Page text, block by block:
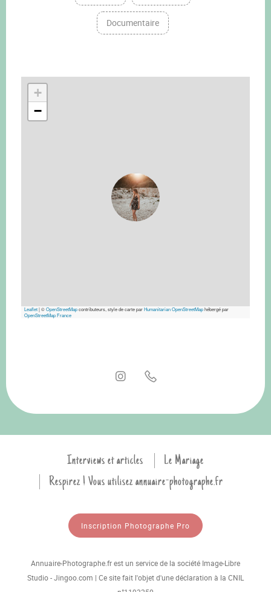
Documentaire
+
−
Leaflet|©OpenStreetMapcontributeurs, style de carte parHumanitarian OpenStreetMaphébergé par
OpenStreetMap France
Interviews et articles
Le Mariage
Respirez ! Vous utilisez annuaire-photographe.fr
Inscription Photographe Pro
Annuaire-Photographe.fr est un service de la société Image-Libre
Studio - Jingoo.com | Ce site fait l'objet d'une déclaration à la CNIL